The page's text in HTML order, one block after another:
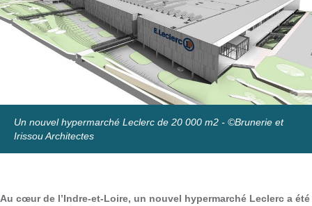
Un nouvel hypermarché Leclerc de 20 000 m2 - ©Brunerie et
Irissou Architectes
Au cœur de l’Indre-et-Loire, un nouvel hypermarché Leclerc a été